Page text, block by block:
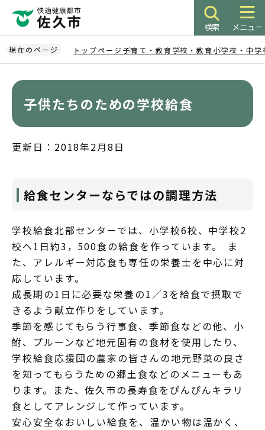
ペ
ー
ジ
検索 メニュー
現在のページ トップページ 子育て・教育学校・教育小学校・中学
子供たちのための学校給食
更新日：2018年2月8日
給食センターならではの調理方法
学校給食北部センターでは、小学校6校、中学校2
校へ1日約3，500食の給食を作っています。 ま
た、アレルギー対応食も専任の栄養士を中心に対
応しています。
成長期の1日に必要な栄養の1／3を給食で摂取で
きるよう献立作りをしています。
季節を感じてもらう行事食、季節食などの他、小
鮒、プルーンなど地元固有の食材を使用したり、
学校給食応援団の農家の皆さんの地元野菜の良さ
を知ってもらうための郷土食などのメニューもあ
ります。また、佐久市の長寿食をぴんぴんキラリ
食としてアレンジして作っています。
安心安全なおいしい給食を、温かい物は温かく、